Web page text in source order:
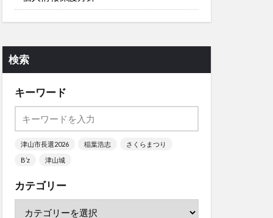
検索
キーワード
津山市長選2026 稲葉浩志
さくらまつり
B’z
津山城
カテゴリー